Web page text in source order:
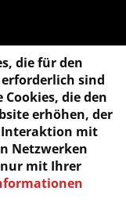
die für den
sind
die den
erhöhen, der
Interaktion mit
Netzwerken
mit Ihrer